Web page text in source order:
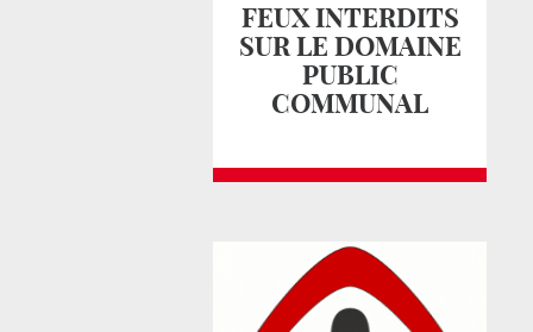
FEUX INTERDITS
SUR LE DOMAINE
PUBLIC
COMMUNAL